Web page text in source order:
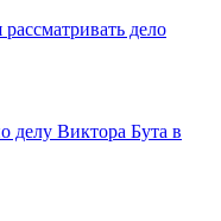
дело
делу Виктора Бута в